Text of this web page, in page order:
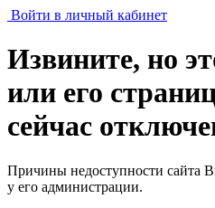
Войти в личный кабинет
Извините, но
или его
сейчас
Причины недоступности сайта
у его администрации.